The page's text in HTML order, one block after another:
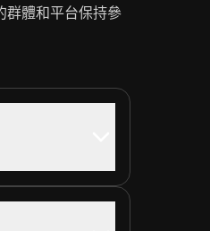
體和平台保持參